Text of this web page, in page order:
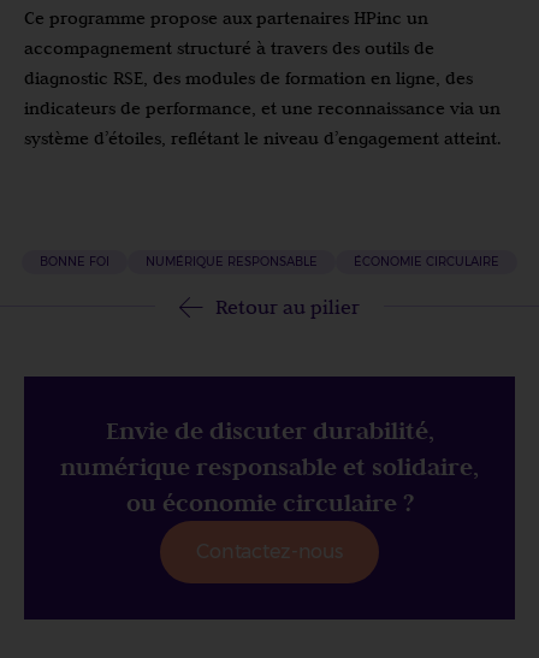
Ce programme propose aux partenaires HPinc un
accompagnement structuré à travers des outils de
diagnostic RSE, des modules de formation en ligne, des
indicateurs de performance, et une reconnaissance via un
système d’étoiles, reflétant le niveau d’engagement atteint.
BONNE FOI NUMÉRIQUE RESPONSABLE ÉCONOMIE CIRCULAIRE
Retour au pilier
Envie de discuter durabilité,
numérique responsable et solidaire,
ou économie circulaire ?
Contactez-nous